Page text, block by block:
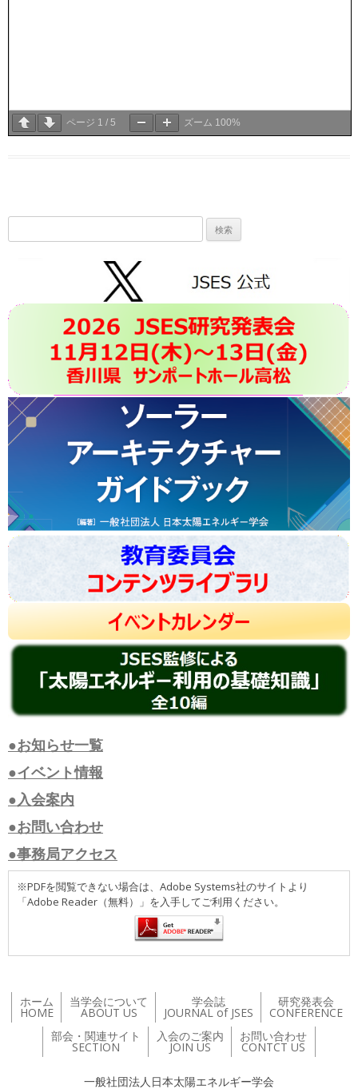
ページ 1 / 5 ズーム 100%
索:
●お知らせ一覧
●イベント情報
●入会案内
●お問い合わせ
●事務局アクセス
※PDFを閲覧できない場合は、Adobe Systems社のサイトより
「Adobe Reader（無料）」を入手してご利用ください。
ホーム
HOME
当学会について
ABOUT US
学会誌
JOURNAL of JSES
研究発表会
CONFERENCE
部会・関連サイト
SECTION
入会のご案内
JOIN US
お問い合わせ
CONTCT US
一般社団法人日本太陽エネルギー学会